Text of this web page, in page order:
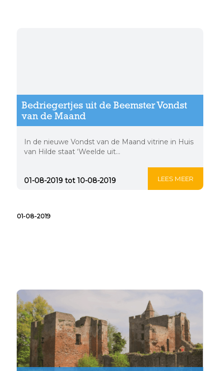
Bedriegertjes uit de Beemster Vondst
van de Maand
In de nieuwe Vondst van de Maand vitrine in Huis
van Hilde staat ‘Weelde uit...
01-08-2019 tot 10-08-2019 LEES MEER
01-08-2019